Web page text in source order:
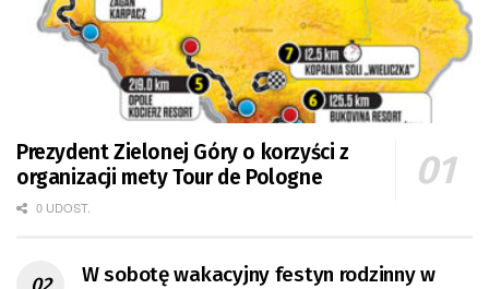
Prezydent Zielonej Góry o korzyści z
organizacji mety Tour de Pologne
0 UDOST.
W sobotę wakacyjny festyn rodzinny w